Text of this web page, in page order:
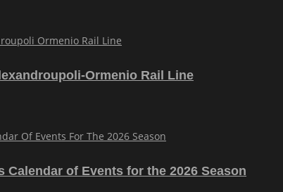
Ormenio Rail Line
of Events for the 2026 Season